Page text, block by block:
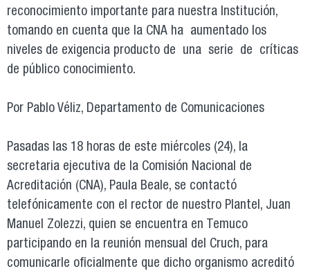
reconocimiento importante para nuestra Institución,
tomando en cuenta que la CNA ha aumentado los
niveles de exigencia producto de una serie de críticas
de público conocimiento.
Por Pablo Véliz, Departamento de Comunicaciones
Pasadas las 18 horas de este miércoles (24), la
secretaria ejecutiva de la Comisión Nacional de
Acreditación (CNA), Paula Beale, se contactó
telefónicamente con el rector de nuestro Plantel, Juan
Manuel Zolezzi, quien se encuentra en Temuco
participando en la reunión mensual del Cruch, para
comunicarle oficialmente que dicho organismo acreditó